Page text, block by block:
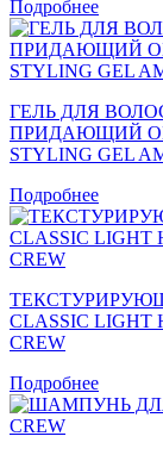
Подробнее
ГЕЛЬ ДЛЯ
ПРИДАЮЩИЙ
STYLING GEL
Подробнее
CLASSIC LIGHT
CREW
Подробнее